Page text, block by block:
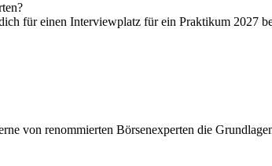
für einen Interviewplatz für ein Praktikum 2027
von renommierten Börsenexperten die